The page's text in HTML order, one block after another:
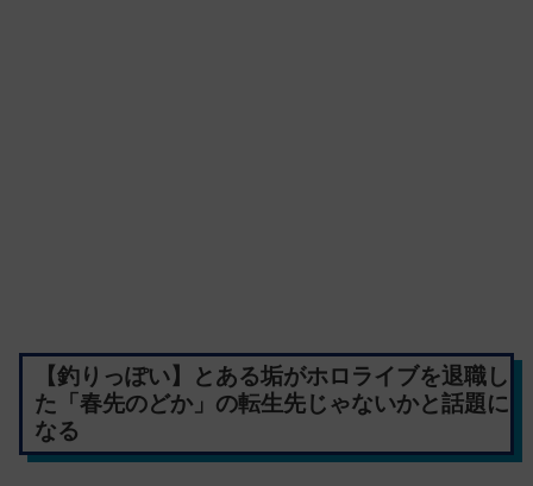
【釣りっぽい】とある垢がホロライブを退職し
た「春先のどか」の転生先じゃないかと話題に
なる